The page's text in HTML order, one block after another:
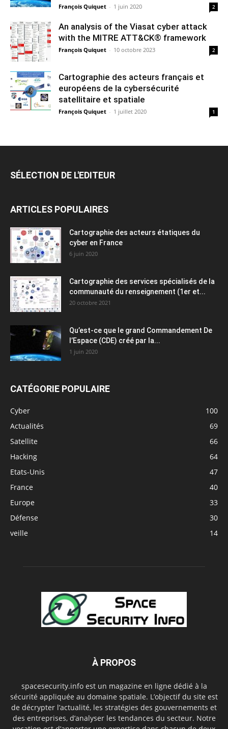
François Quiquet - 1 juin 2020 2
An analysis of the Viasat cyber attack
with the MITRE ATT&CK® framework
François Quiquet - 10 octobre 2023 2
Cartographie des acteurs français et
européens de la cybersécurité
satellitaire et spatiale
François Quiquet - 1 juillet 2020 1
SÉLECTION DE L'EDITEUR
ARTICLES POPULAIRES
Cartographie des acteurs étatiques du
cyber en France
6 juin 2020
Cartographie des services spécialisés de la
communauté du renseignement (1er et...
20 octobre 2021
Qu’est-ce que le grand Commandement De
l’Espace (CDE) créé par la...
1 juin 2020
CATÉGORIE POPULAIRE
Cyber
100
Actualités
69
Satellite
66
Hacking
64
Etats-Unis
47
France
40
Europe
33
Défense
30
veille
14
À PROPOS
spacesecurity.info est un magazine en ligne dédié à la
sécurité appliquée au domaine spatiale. L’objectif du site est
de décrypter l’actualité, les stratégies des gouvernements et
des entreprises, d’analyser les tendances du secteur. Notre